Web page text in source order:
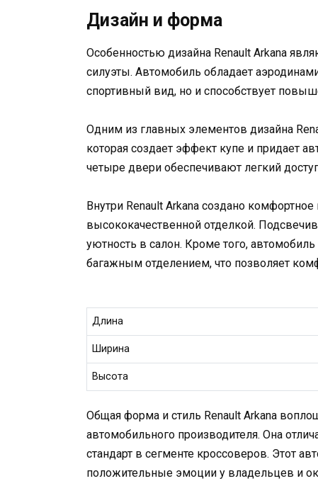
Дизайн и форма
Особенностью дизайна Renault Arkana
силуэты. Автомобиль обладает
спортивный вид, но и способствует
Одним из главных элементов дизайна
которая создает эффект купе и придает
четыре двери обеспечивают легкий
Внутри Renault Arkana создано
высококачественной отделкой.
уютность в салон. Кроме того,
багажным отделением, что позволяет
Длина
Ширина
Высота
Общая форма и стиль Renault Arkana
автомобильного производителя. Она
стандарт в сегменте кроссоверов. Этот
положительные эмоции у владельцев и